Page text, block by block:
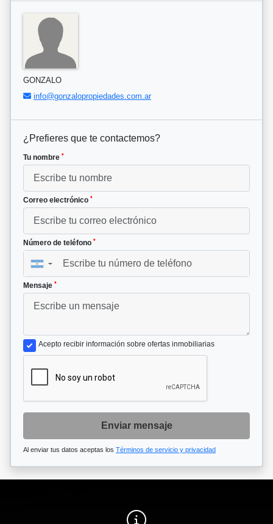
GONZALO
info@gonzalopropiedades.com.ar
¿Prefieres que te contactemos?
Tu nombre *
Correo electrónico *
Número de teléfono *
▼
Mensaje *
Acepto recibir información sobre ofertas inmobiliarias
Enviar mensaje
Al enviar tus datos aceptas los Términos de servicio y privacidad